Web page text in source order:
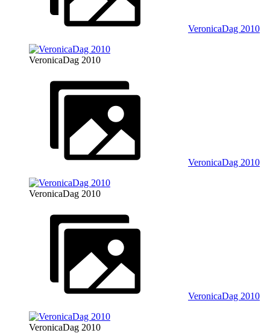
VeronicaDag 2010
VeronicaDag 2010
VeronicaDag 2010
VeronicaDag 2010
VeronicaDag 2010
VeronicaDag 2010